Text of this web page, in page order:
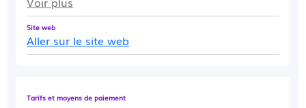
Site web
Aller sur le site web
Tarifs et moyens de paiement